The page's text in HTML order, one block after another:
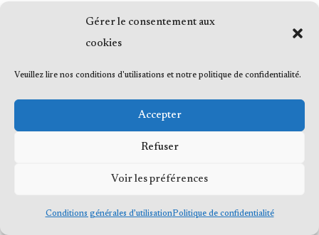
Gérer le consentement aux
cookies
Veuillez lire nos conditions d'utilisations et notre politique de confidentialité.
Accepter
Refuser
Voir les préférences
Conditions générales d’utilisationPolitique de confidentialité